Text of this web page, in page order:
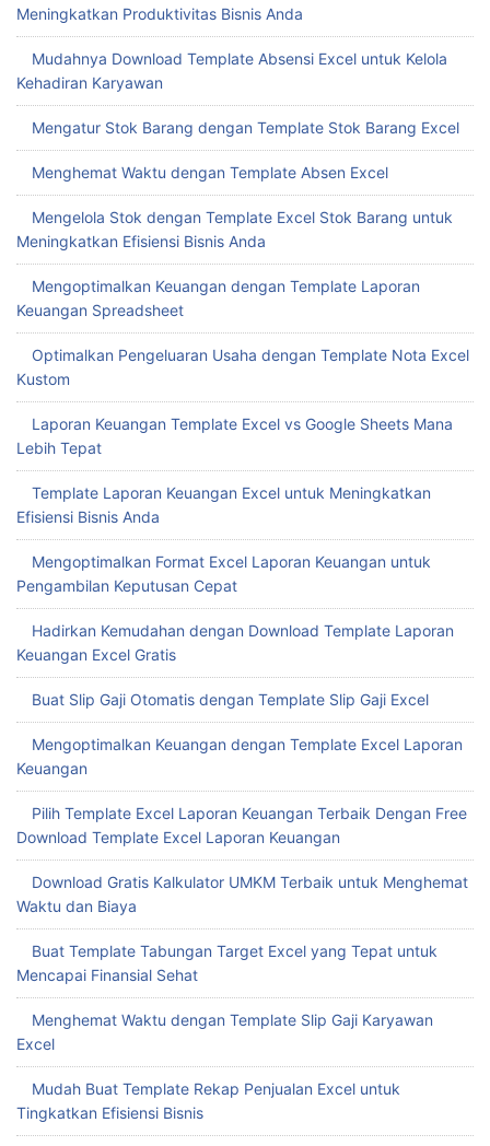
Meningkatkan Produktivitas Bisnis Anda
Mudahnya Download Template Absensi Excel untuk Kelola
Kehadiran Karyawan
Mengatur Stok Barang dengan Template Stok Barang Excel
Menghemat Waktu dengan Template Absen Excel
Mengelola Stok dengan Template Excel Stok Barang untuk
Meningkatkan Efisiensi Bisnis Anda
Mengoptimalkan Keuangan dengan Template Laporan
Keuangan Spreadsheet
Optimalkan Pengeluaran Usaha dengan Template Nota Excel
Kustom
Laporan Keuangan Template Excel vs Google Sheets Mana
Lebih Tepat
Template Laporan Keuangan Excel untuk Meningkatkan
Efisiensi Bisnis Anda
Mengoptimalkan Format Excel Laporan Keuangan untuk
Pengambilan Keputusan Cepat
Hadirkan Kemudahan dengan Download Template Laporan
Keuangan Excel Gratis
Buat Slip Gaji Otomatis dengan Template Slip Gaji Excel
Mengoptimalkan Keuangan dengan Template Excel Laporan
Keuangan
Pilih Template Excel Laporan Keuangan Terbaik Dengan Free
Download Template Excel Laporan Keuangan
Download Gratis Kalkulator UMKM Terbaik untuk Menghemat
Waktu dan Biaya
Buat Template Tabungan Target Excel yang Tepat untuk
Mencapai Finansial Sehat
Menghemat Waktu dengan Template Slip Gaji Karyawan
Excel
Mudah Buat Template Rekap Penjualan Excel untuk
Tingkatkan Efisiensi Bisnis